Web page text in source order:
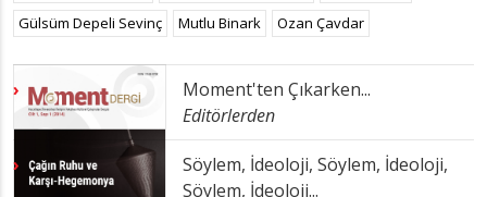
Gülsüm Depeli Sevinç
Mutlu Binark Ozan Çavdar
Moment'ten Çıkarken...
Editörlerden
Söylem, İdeoloji, Söylem, İdeoloji,
Söylem, İdeoloji...